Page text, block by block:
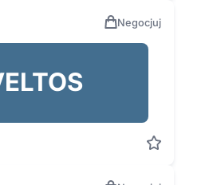
Negocjuj